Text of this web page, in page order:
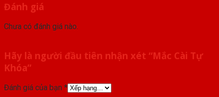
Đánh giá
Chưa có đánh giá nào.
Hãy là người đầu tiên nhận xét “Mắc Cài Tự
Khóa”
Đánh giá của bạn *